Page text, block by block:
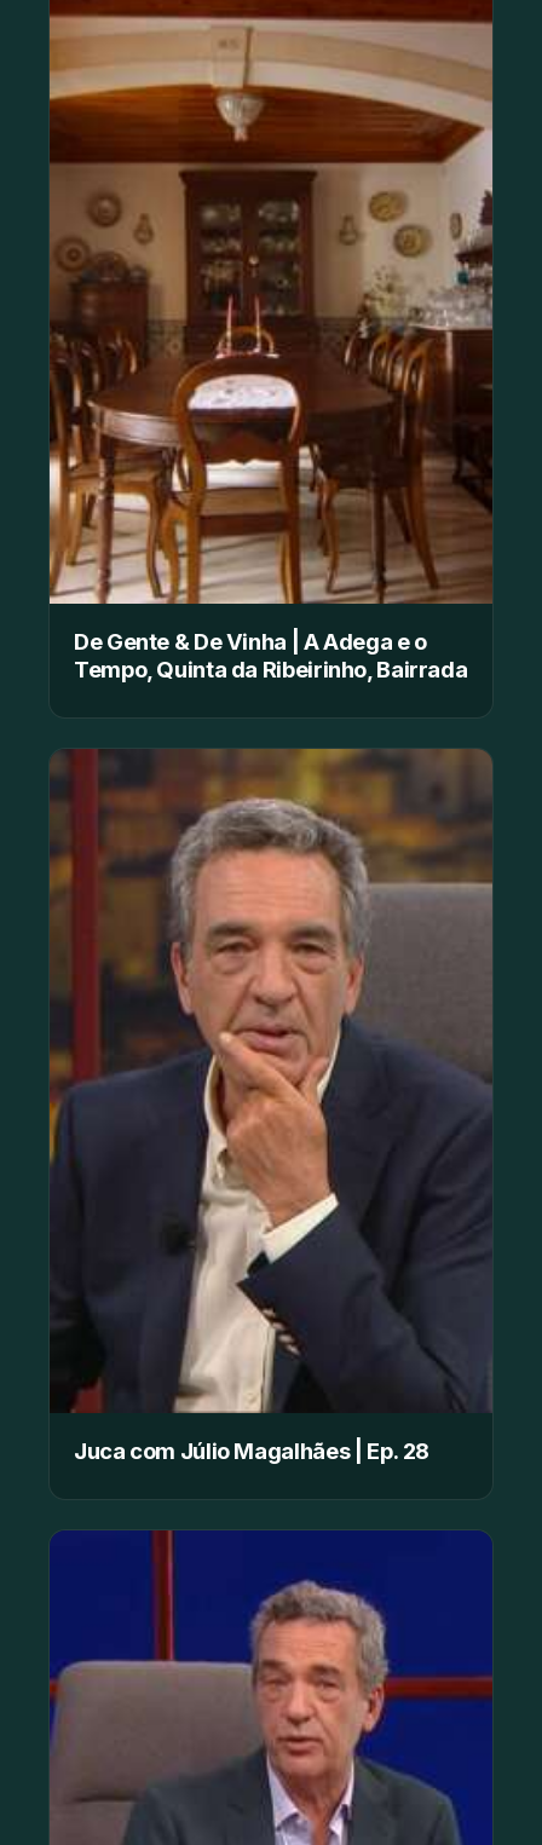
De Gente & De Vinha | A Adega e o
Tempo, Quinta da Ribeirinho, Bairrada
Juca com Júlio Magalhães | Ep. 28